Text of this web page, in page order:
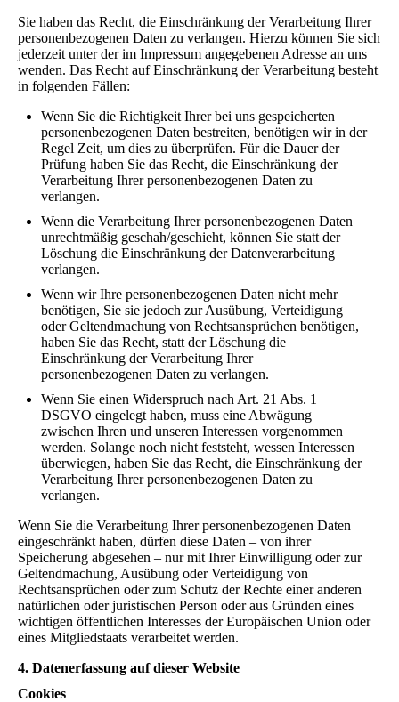
Sie haben das Recht, die Einschränkung der Verarbeitung Ihrer
personenbezogenen Daten zu verlangen. Hierzu können Sie sich
jederzeit unter der im Impressum angegebenen Adresse an uns
wenden. Das Recht auf Einschränkung der Verarbeitung besteht
in folgenden Fällen:
Wenn Sie die Richtigkeit Ihrer bei uns gespeicherten
personenbezogenen Daten bestreiten, benötigen wir in der
Regel Zeit, um dies zu überprüfen. Für die Dauer der
Prüfung haben Sie das Recht, die Einschränkung der
Verarbeitung Ihrer personenbezogenen Daten zu
verlangen.
Wenn die Verarbeitung Ihrer personenbezogenen Daten
unrechtmäßig geschah/geschieht, können Sie statt der
Löschung die Einschränkung der Datenverarbeitung
verlangen.
Wenn wir Ihre personenbezogenen Daten nicht mehr
benötigen, Sie sie jedoch zur Ausübung, Verteidigung
oder Geltendmachung von Rechtsansprüchen benötigen,
haben Sie das Recht, statt der Löschung die
Einschränkung der Verarbeitung Ihrer
personenbezogenen Daten zu verlangen.
Wenn Sie einen Widerspruch nach Art. 21 Abs. 1
DSGVO eingelegt haben, muss eine Abwägung
zwischen Ihren und unseren Interessen vorgenommen
werden. Solange noch nicht feststeht, wessen Interessen
überwiegen, haben Sie das Recht, die Einschränkung der
Verarbeitung Ihrer personenbezogenen Daten zu
verlangen.
Wenn Sie die Verarbeitung Ihrer personenbezogenen Daten
eingeschränkt haben, dürfen diese Daten – von ihrer
Speicherung abgesehen – nur mit Ihrer Einwilligung oder zur
Geltendmachung, Ausübung oder Verteidigung von
Rechtsansprüchen oder zum Schutz der Rechte einer anderen
natürlichen oder juristischen Person oder aus Gründen eines
wichtigen öffentlichen Interesses der Europäischen Union oder
eines Mitgliedstaats verarbeitet werden.
4. Datenerfassung auf dieser Website
Cookies